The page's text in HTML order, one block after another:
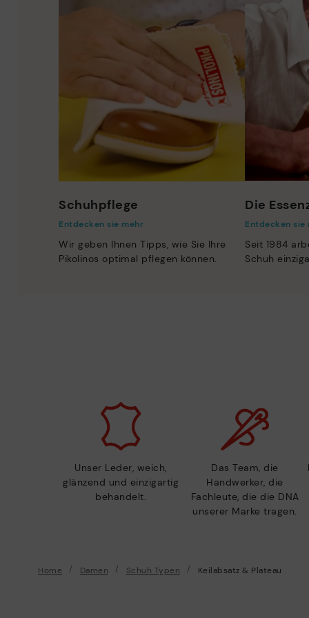
Schuhpflege
Entdecken sie mehr
Wir geben Ihnen Tipps, wie Sie Ihre
Pikolinos optimal pflegen können.
Die
Entdecken sie
Seit 1984
Schuh
Unser Leder, weich,
glänzend und einzigartig
behandelt.
Das Team, die
Handwerker, die
Fachleute, die die DNA
unserer Marke tragen.
Home Damen Schuh Typen Keilabsatz & Plateau